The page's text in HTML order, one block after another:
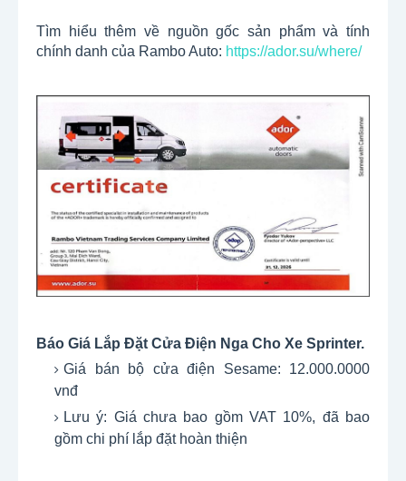
Tìm hiểu thêm về nguồn gốc sản phẩm và tính
chính danh của Rambo Auto: https://ador.su/where/
Báo Giá Lắp Đặt Cửa Điện Nga Cho Xe Sprinter.
Giá bán bộ cửa điện Sesame: 12.000.0000
vnđ
Lưu ý: Giá chưa bao gồm VAT 10%, đã bao
gồm chi phí lắp đặt hoàn thiện